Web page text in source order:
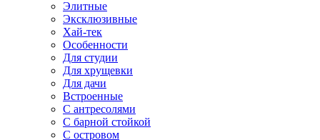
Элитные
Эксклюзивные
Хай-тек
Особенности
Для студии
Для хрущевки
Для дачи
Встроенные
С антресолями
С барной стойкой
С островом